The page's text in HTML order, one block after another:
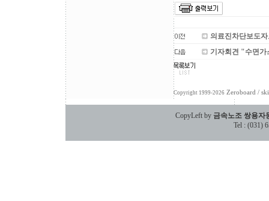
의료진차단보도
기자회견 "수면
Copyright 1999-2026 Zeroboard /
CopyLeft by 금속노조 쌍용자
Tel : (031)